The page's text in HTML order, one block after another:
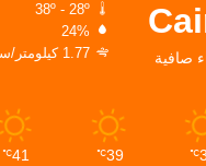
صافية
38º - 28º
24%
1.77 كيلومتر/ساعة
℃
39
℃
41
℃